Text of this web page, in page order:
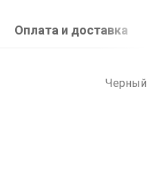
Оплата и доставка
Черный